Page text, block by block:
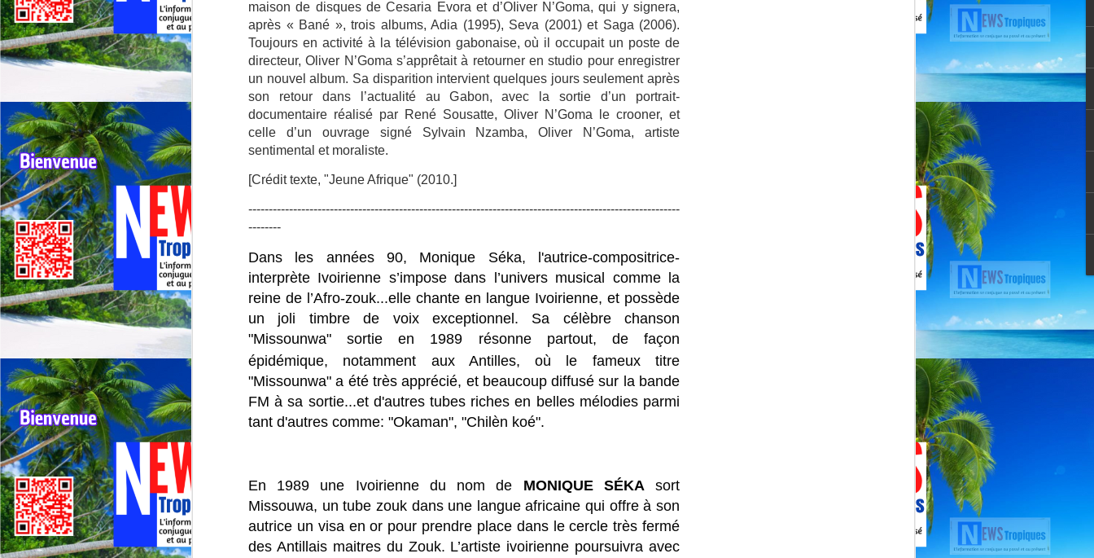
maison de disques de Cesaria Evora et d’OIiver N’Goma, qui y signera,
après « Bané », trois albums, Adia (1995), Seva (2001) et Saga (2006).
Toujours en activité à la télévision gabonaise, où il occupait un poste de
directeur, Oliver N’Goma s’apprêtait à retourner en studio pour enregistrer
un nouvel album. Sa disparition intervient quelques jours seulement après
son retour dans l’actualité au Gabon, avec la sortie d’un portrait-
documentaire réalisé par René Sousatte, Oliver N’Goma le crooner, et
celle d’un ouvrage signé Sylvain Nzamba, Oliver N’Goma, artiste
sentimental et moraliste.
[Crédit texte, "Jeune Afrique" (2010.]
----------------------------------------------------------------------------------------------------------
--------
Dans les années 90, Monique Séka, l'autrice-compositrice-
interprète Ivoirienne s’impose dans l’univers musical comme la
reine de l’Afro-zouk...elle chante en langue Ivoirienne, et possède
un joli timbre de voix exceptionnel. Sa célèbre chanson
"Missounwa" sortie en 1989 résonne partout, de façon
épidémique, notamment aux Antilles, où le fameux titre
"Missounwa" a été très apprécié, et beaucoup diffusé sur la bande
FM à sa sortie...et d'autres tubes riches en belles mélodies parmi
tant d'autres comme: "Okaman", "Chilèn koé".
En 1989 une Ivoirienne du nom de MONIQUE SÉKAsort
Missouwa, un tube zouk dans une langue africaine qui offre à son
autrice un visa en or pour prendre place dans le cercle très fermé
des Antillais maitres du Zouk. L’artiste ivoirienne poursuivra avec
JUL
La Martinique: première région de l'outremer à
intégrer la CARICOM.
La Martinique entre dans la cour des grands : membre associé de la
CARICOM, un tournant historique pour l’île et pour la France dans la
Caraïbe.
La Martinique officiellement membre associé de la CARICOM : une
révolution diplomatique et régionale.
des Antilles-Guyane, à intégrer la CARICOM en tant que membre
FERNAND NEROR, vainqueur du tour cycliste de
Reste toujours dans le vélo, Il fonde et dirige un magasin de vente et de
réparation de vélos.
Fernand Néror appartient à cette génération de coureurs qui ont façonné
l’histoire du cyclisme martiniquais. Fils du cycliste Paul Néror, il
s’impose dès ses débuts comme l’un des talents les plus prometteurs
de l’Union Cycliste Martiniquaise.
JUL
6
La journaliste martiniquaise Fanny Marsot quitte
Europe , pour explorer de nouvelles opportunités
professionnelles.
La journaliste martiniquaise Fanny Marsot quitte Europe 1 pour explorer
de nouvelles opportunités professionnelles, toujours à Paris.
Une dernière matinale avant le grand départ.